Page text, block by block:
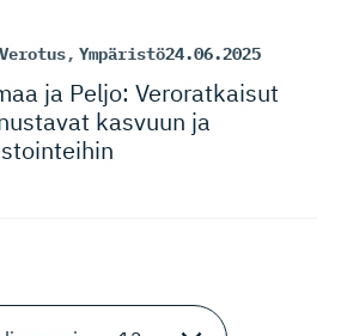
, Ympäristö24.06.2025
ja Peljo: Veroratkaisut
kasvuun ja